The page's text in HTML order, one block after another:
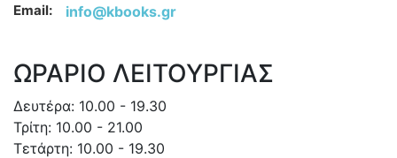
Email: info@kbooks.gr
ΩΡΑΡΙΟ ΛΕΙΤΟΥΡΓΙΑΣ
Δευτέρα: 10.00 - 19.30
Τρίτη: 10.00 - 21.00
Τετάρτη: 10.00 - 19.30